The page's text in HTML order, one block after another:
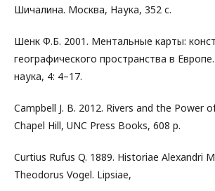
Шичалина. Москва, Наука, 352 с.
Шенк Ф.Б. 2001. Ментальные карты:
географического пространства в
наука, 4: 4–17.
Campbell J. B. 2012. Rivers and the Power
Chapel Hill, UNC Press Books, 608 p.
Curtius Rufus Q. 1889. Historiae Alexandri
Theodorus Vogel. Lipsiae,